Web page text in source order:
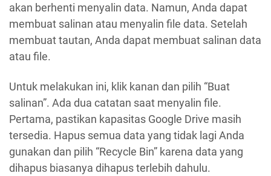
akan berhenti menyalin data. Namun, Anda dapat
membuat salinan atau menyalin file data. Setelah
membuat tautan, Anda dapat membuat salinan data
atau file.
Untuk melakukan ini, klik kanan dan pilih “Buat
salinan”. Ada dua catatan saat menyalin file.
Pertama, pastikan kapasitas Google Drive masih
tersedia. Hapus semua data yang tidak lagi Anda
gunakan dan pilih “Recycle Bin” karena data yang
dihapus biasanya dihapus terlebih dahulu.